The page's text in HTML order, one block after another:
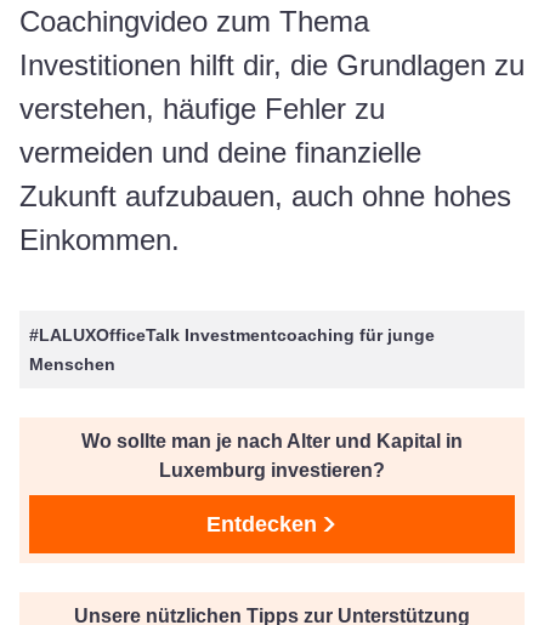
Coachingvideo zum Thema
Investitionen hilft dir, die Grundlagen zu
verstehen, häufige Fehler zu
vermeiden und deine finanzielle
Zukunft aufzubauen, auch ohne hohes
Einkommen.
#LALUXOfficeTalk Investmentcoaching für junge
Menschen
Wo sollte man je nach Alter und Kapital in
Luxemburg investieren?
Entdecken
Unsere nützlichen Tipps zur Unterstützung